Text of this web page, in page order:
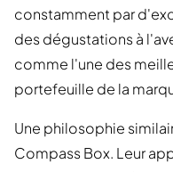
constamment par
des dégustations à
comme l'une des
portefeuille de la
Une philosophie
Compass Box. Leur